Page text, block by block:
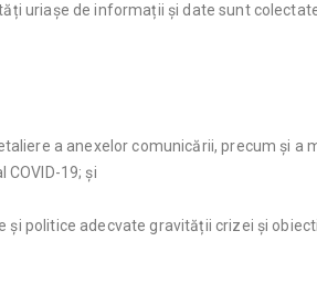
uriașe de informații și date sunt
a anexelor comunicării, precum și a
19; și
politice adecvate gravității crizei și